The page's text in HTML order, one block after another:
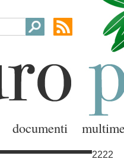
documenti
2222